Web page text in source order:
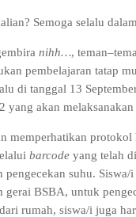
Semoga selalu
nihh…,
pembelajaran tatap
di tanggal 13
yang akan
memperhatikan
barcode yang telah
suhu.
gerai BSBA, untuk
rumah, siswa/i juga